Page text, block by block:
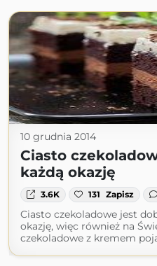
10 grudnia 2014
Ciasto
każdą okazję
3.6K 131 Zapisz
Ciasto czekoladowe jest
okazję, więc również na
czekoladowe z kremem